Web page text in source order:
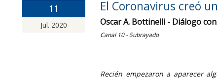
11
Jul. 2020
El Coronavirus creó
Oscar A. Bottinelli - Diálogo
Canal 10 - Subrayado
Recién empezaron a aparecer